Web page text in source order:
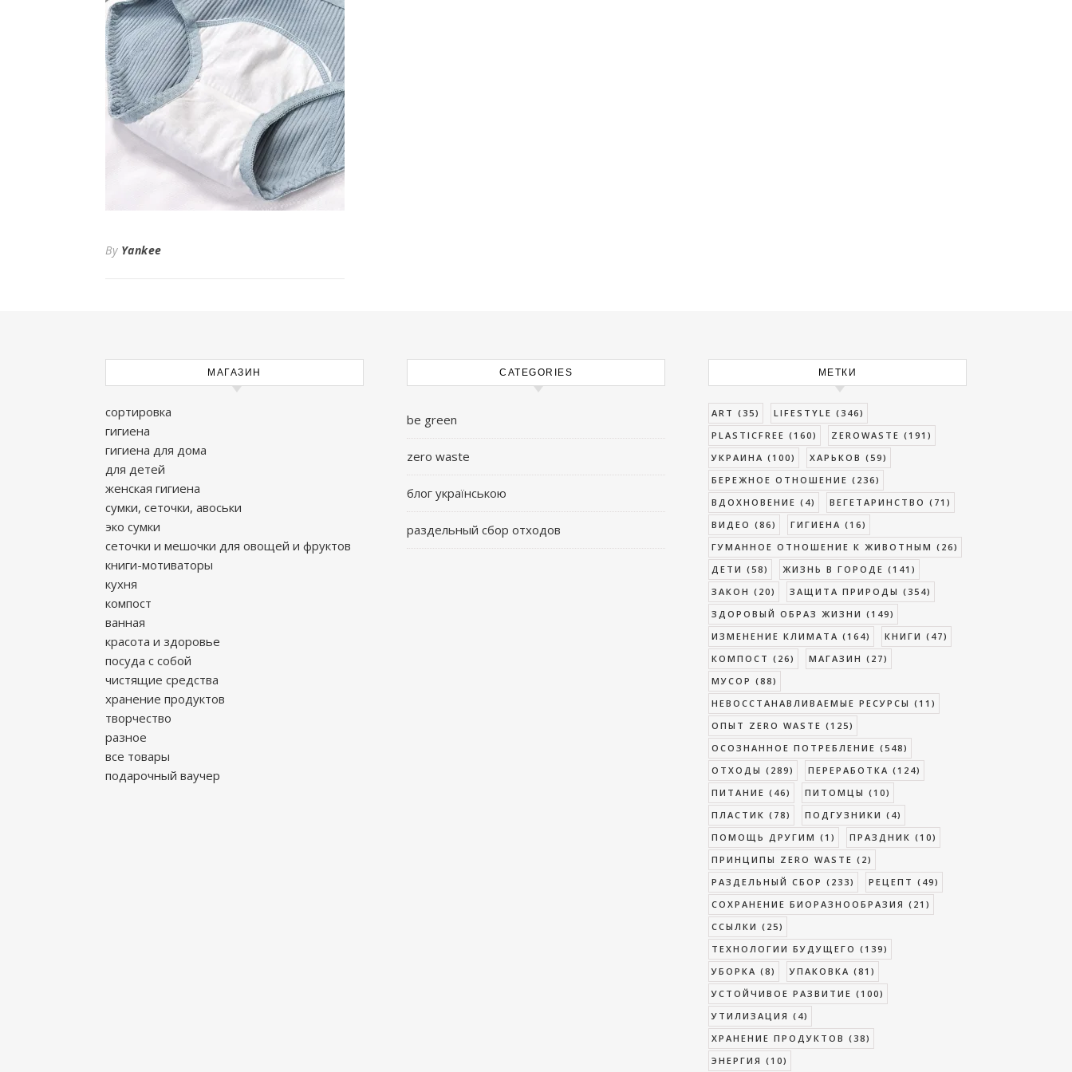
By Yankee
МАГАЗИН
сортировка
гигиена
гигиена для дома
для детей
женская гигиена
сумки, сеточки, авоськи
эко сумки
сеточки и мешочки для овощей и фруктов
книги-мотиваторы
кухня
компост
ванная
красота и здоровье
посуда с собой
чистящие средства
хранение продуктов
творчество
разное
все товары
подарочный ваучер
CATEGORIES
be green
zero waste
блог українською
раздельный сбор отходов
МЕТКИ
ART (35) LIFESTYLE (346)
PLASTICFREE (160) ZEROWASTE (191)
УКРАИНА (100) ХАРЬКОВ (59)
БЕРЕЖНОЕ ОТНОШЕНИЕ (236)
ВДОХНОВЕНИЕ (4) ВЕГЕТАРИНСТВО (71)
ВИДЕО (86) ГИГИЕНА (16)
ГУМАННОЕ ОТНОШЕНИЕ К ЖИВОТНЫМ (26)
ДЕТИ (58) ЖИЗНЬ В ГОРОДЕ (141)
ЗАКОН (20) ЗАЩИТА ПРИРОДЫ (354)
ЗДОРОВЫЙ ОБРАЗ ЖИЗНИ (149)
ИЗМЕНЕНИЕ КЛИМАТА (164) КНИГИ (47)
КОМПОСТ (26) МАГАЗИН (27)
МУСОР (88)
НЕВОССТАНАВЛИВАЕМЫЕ РЕСУРСЫ (11)
ОПЫТ ZERO WASTE (125)
ОСОЗНАННОЕ ПОТРЕБЛЕНИЕ (548)
ОТХОДЫ (289) ПЕРЕРАБОТКА (124)
ПИТАНИЕ (46) ПИТОМЦЫ (10)
ПЛАСТИК (78) ПОДГУЗНИКИ (4)
ПОМОЩЬ ДРУГИМ (1) ПРАЗДНИК (10)
ПРИНЦИПЫ ZERO WASTE (2)
РАЗДЕЛЬНЫЙ СБОР (233) РЕЦЕПТ (49)
СОХРАНЕНИЕ БИОРАЗНООБРАЗИЯ (21)
ССЫЛКИ (25)
ТЕХНОЛОГИИ БУДУЩЕГО (139)
УБОРКА (8) УПАКОВКА (81)
УСТОЙЧИВОЕ РАЗВИТИЕ (100)
УТИЛИЗАЦИЯ (4)
ХРАНЕНИЕ ПРОДУКТОВ (38)
ЭНЕРГИЯ (10)